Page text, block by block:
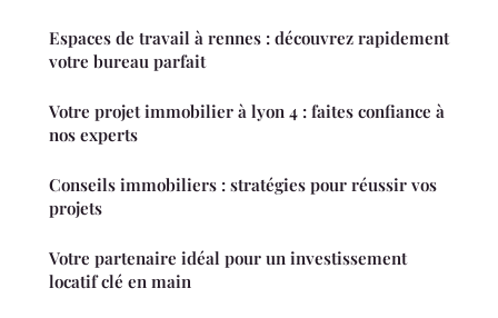
Espaces de travail à rennes : découvrez rapidement
votre bureau parfait
Votre projet immobilier à lyon 4 : faites confiance à
nos experts
Conseils immobiliers : stratégies pour réussir vos
projets
Votre partenaire idéal pour un investissement
locatif clé en main